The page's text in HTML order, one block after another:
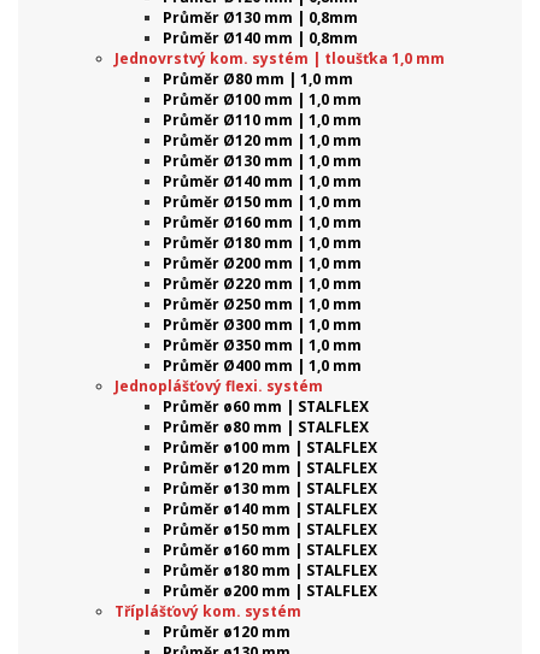
Průměr Ø130 mm | 0,8mm
Průměr Ø140 mm | 0,8mm
Jednovrstvý kom. systém | tloušťka 1,0 mm
Průměr Ø80 mm | 1,0 mm
Průměr Ø100 mm | 1,0 mm
Průměr Ø110 mm | 1,0 mm
Průměr Ø120 mm | 1,0 mm
Průměr Ø130 mm | 1,0 mm
Průměr Ø140 mm | 1,0 mm
Průměr Ø150 mm | 1,0 mm
Průměr Ø160 mm | 1,0 mm
Průměr Ø180 mm | 1,0 mm
Průměr Ø200 mm | 1,0 mm
Průměr Ø220 mm | 1,0 mm
Průměr Ø250 mm | 1,0 mm
Průměr Ø300 mm | 1,0 mm
Průměr Ø350 mm | 1,0 mm
Průměr Ø400 mm | 1,0 mm
Jednoplášťový flexi. systém
Průměr ø60 mm | STALFLEX
Průměr ø80 mm | STALFLEX
Průměr ø100 mm | STALFLEX
Průměr ø120 mm | STALFLEX
Průměr ø130 mm | STALFLEX
Průměr ø140 mm | STALFLEX
Průměr ø150 mm | STALFLEX
Průměr ø160 mm | STALFLEX
Průměr ø180 mm | STALFLEX
Průměr ø200 mm | STALFLEX
Tříplášťový kom. systém
Průměr ø120 mm